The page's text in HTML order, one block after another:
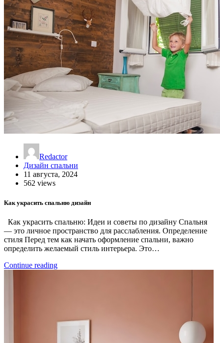
Redactor
Дизайн спальни
11 августа, 2024
562 views
Как украсить спальню дизайн
Как украсить спальню: Идеи и советы по дизайну Спальня
— это личное пространство для расслабления. Определение
стиля Перед тем как начать оформление спальни, важно
определить желаемый стиль интерьера. Это…
Continue reading